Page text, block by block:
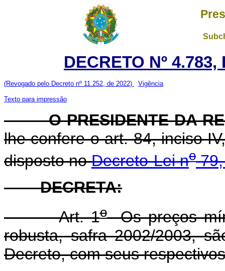
DECRETO Nº
(Revogado pelo Decreto nº 11.252, de 2022) Vigência
Texto para impressão
O PRESIDENTE DA
lhe confere o art. 84, inciso
disposto noDecreto-Lei no79,
DECRETA:
Art. 1oOs preços
robusta, safra 2002/2003,
Decreto, com seus